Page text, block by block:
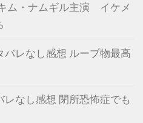
ム・ナムギル主演 イケメ
バレなし感想 ループ物最高
なし感想 閉所恐怖症でも